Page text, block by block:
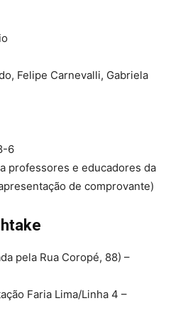
Felipe Carnevalli, Gabriela
6
professores e educadores da
de comprovante)
pela Rua Coropé, 88) –
Faria Lima/Linha 4 –